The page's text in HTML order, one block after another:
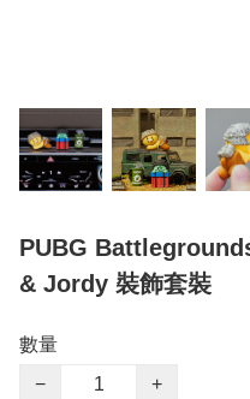
PUBG
& Jordy 裝飾套裝
數量
−
+